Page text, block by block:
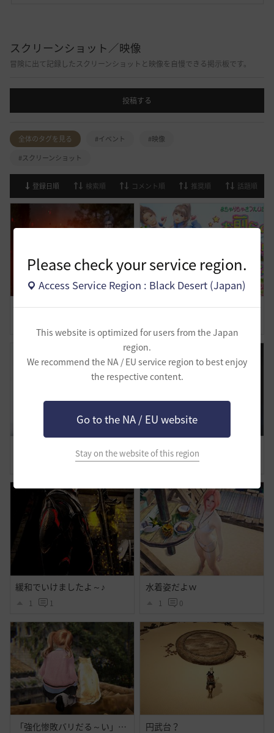
Please check your service region.
Access Service Region : Black Desert (Japan)
This website is optimized for users from the Japan
region.
We recommend the NA / EU service region to best enjoy
the respective content.
Go to the NA / EU website
Stay on the website of this region
スクリーンショット／映像
冒険に出て記録したスクリーンショットと映像を自慢できる掲示板です。
投稿する
全体のタグを見る #イベント
#映像
#スクリーンショット
登録日順 検索順 コメント順 推奨順 話題順
試練も立派な仕事です まちゃりちゃさつえいかい【予告】
わたしの旅路-覚醒ノヴァ 美容の時間
0 0
緩和でいけましたよ～♪
1 1
水着姿だよｗ
1 0
「強化惨敗バリだる～い」「・・・」 円武台？